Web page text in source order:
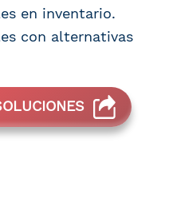
en inventario.
con alternativas